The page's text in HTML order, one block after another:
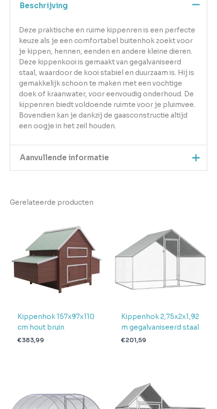
Beschrijving
Deze praktische en ruime kippenren is een perfecte
keuze als je een comfortabel buitenhok zoekt voor
je kippen, hennen, eenden en andere kleine dieren.
Deze kippenkooi is gemaakt van gegalvaniseerd
staal, waardoor de kooi stabiel en duurzaam is. Hij is
gemakkelijk schoon te maken met een vochtige
doek of kraanwater, voor eenvoudig onderhoud. De
kippenren biedt voldoende ruimte voor je pluimvee.
Bovendien kan je dankzij de gaasconstructie altijd
een oogje in het zeil houden.
Aanvullende informatie
EAN
Aantal
pakketten in
levering
Verwachte
levertijd
4 + 1 dag
Gerelateerde producten
Kippenhok 157x97x110
cm hout bruin
€383,99
Kippenhok 2,75x2x1,92
m gegalvaniseerd staal
€201,59